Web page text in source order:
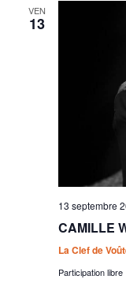
VEN
13
13 septembre
CAMILLE
La Clef de
Participation libre